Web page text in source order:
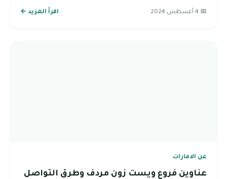
📅 4 أغسطس 2024 اقرأ المزيد ←
عن الامارات
عناوين فروع ويست زون مردف وطرق التواصل